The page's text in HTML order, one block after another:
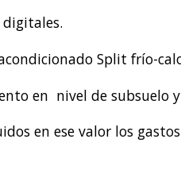
Split frío-
en nivel de subsuelo
en ese valor los